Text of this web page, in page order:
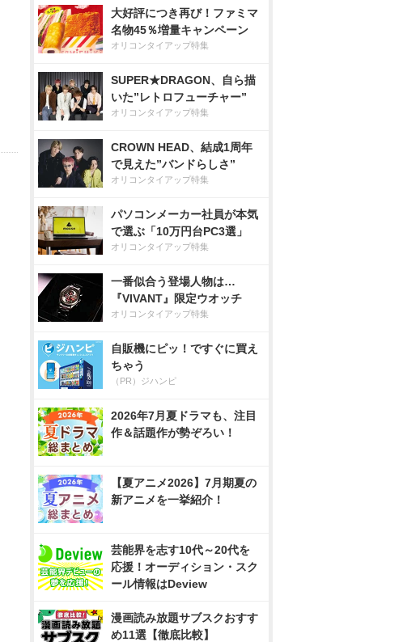
大好評につき再び！ファミマ
名物45％増量キャンペーン
オリコンタイアップ特集
SUPER★DRAGON、自ら描
いた”レトロフューチャー”
オリコンタイアップ特集
CROWN HEAD、結成1周年
で見えた”バンドらしさ”
オリコンタイアップ特集
パソコンメーカー社員が本気
で選ぶ「10万円台PC3選」
オリコンタイアップ特集
一番似合う登場人物は…
『VIVANT』限定ウオッチ
オリコンタイアップ特集
自販機にピッ！ですぐに買え
ちゃう
（PR）ジハンピ
2026年7月夏ドラマも、注目
作＆話題作が勢ぞろい！
【夏アニメ2026】7月期夏の
新アニメを一挙紹介！
芸能界を志す10代～20代を
応援！オーディション・スク
ール情報はDeview
漫画読み放題サブスクおすす
め11選【徹底比較】